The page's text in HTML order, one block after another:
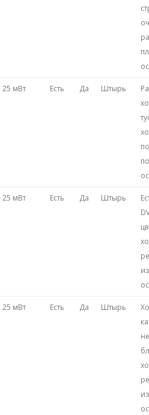
25 мВт Есть Да Штырь
25 мВт Есть Да Штырь
25 мВт Есть Да Штырь